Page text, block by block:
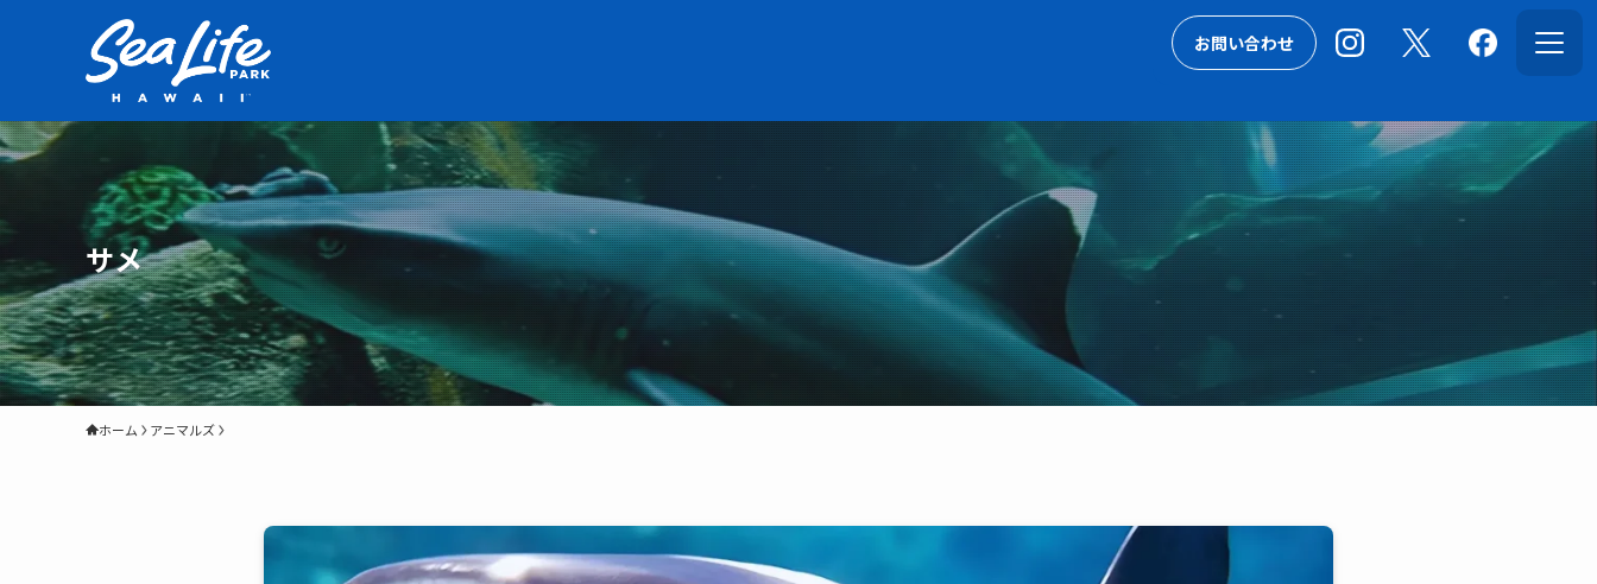
お問い合わせ
サメ
ホーム アニマルズ